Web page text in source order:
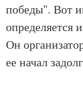
победы". Вот
определяется
Он
ее начал